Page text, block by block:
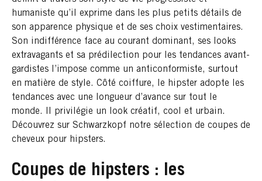
humaniste qu’il exprime dans les plus petits détails de
son apparence physique et de ses choix vestimentaires.
Son indifférence face au courant dominant, ses looks
extravagants et sa prédilection pour les tendances avant-
gardistes l’impose comme un anticonformiste, surtout
en matière de style. Côté coiffure, le hipster adopte les
tendances avec une longueur d’avance sur tout le
monde. Il privilégie un look créatif, cool et urbain.
Découvrez sur Schwarzkopf notre sélection de coupes de
cheveux pour hipsters.
Coupes de hipsters : les